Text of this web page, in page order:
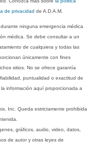
de privacidad de A.D.A.M.
ninguna emergencia médica
médica. Se debe consultar a un
de cualquiera y todas las
únicamente con fines
sitios. No se ofrece garantía
puntualidad o exactitud de
información aquí proporcionada a
Inc. Queda estrictamente prohibida
gráficos, audio, video, datos,
de autor y otras leyes de